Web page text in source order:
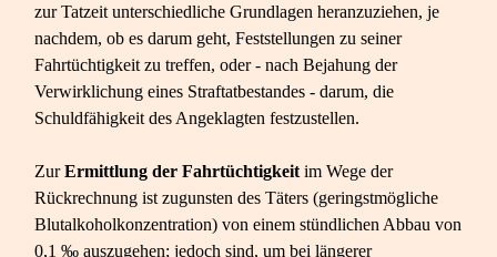
zur Tatzeit unterschiedliche Grundlagen heranzuziehen, je
nachdem, ob es darum geht, Feststellungen zu seiner
Fahrtüchtigkeit zu treffen, oder - nach Bejahung der
Verwirklichung eines Straftatbestandes - darum, die
Schuldfähigkeit des Angeklagten festzustellen.
ZurErmittlung der Fahrtüchtigkeit im Wege der
Rückrechnung ist zugunsten des Täters (geringstmögliche
Blutalkoholkonzentration) von einem stündlichen Abbau von
0,1 ‰ auszugehen; jedoch sind, um bei längerer